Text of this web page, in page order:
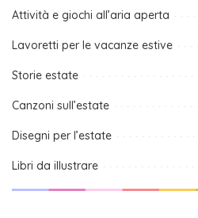
Attività e giochi all’aria aperta
Lavoretti per le vacanze estive
Storie estate
Canzoni sull’estate
Disegni per l’estate
Libri da illustrare